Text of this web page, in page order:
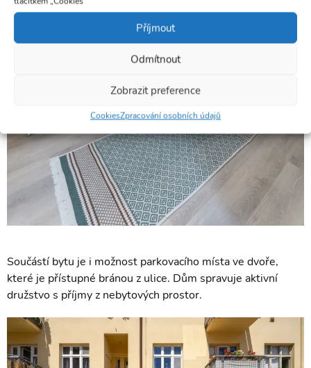
Příjmout
Odmítnout
Zobrazit preference
CookiesZpracování osobních údajů
Součástí bytu je i možnost parkovacího místa ve dvoře,
které je přístupné bránou z ulice. Dům spravuje aktivní
družstvo s příjmy z nebytových prostor.